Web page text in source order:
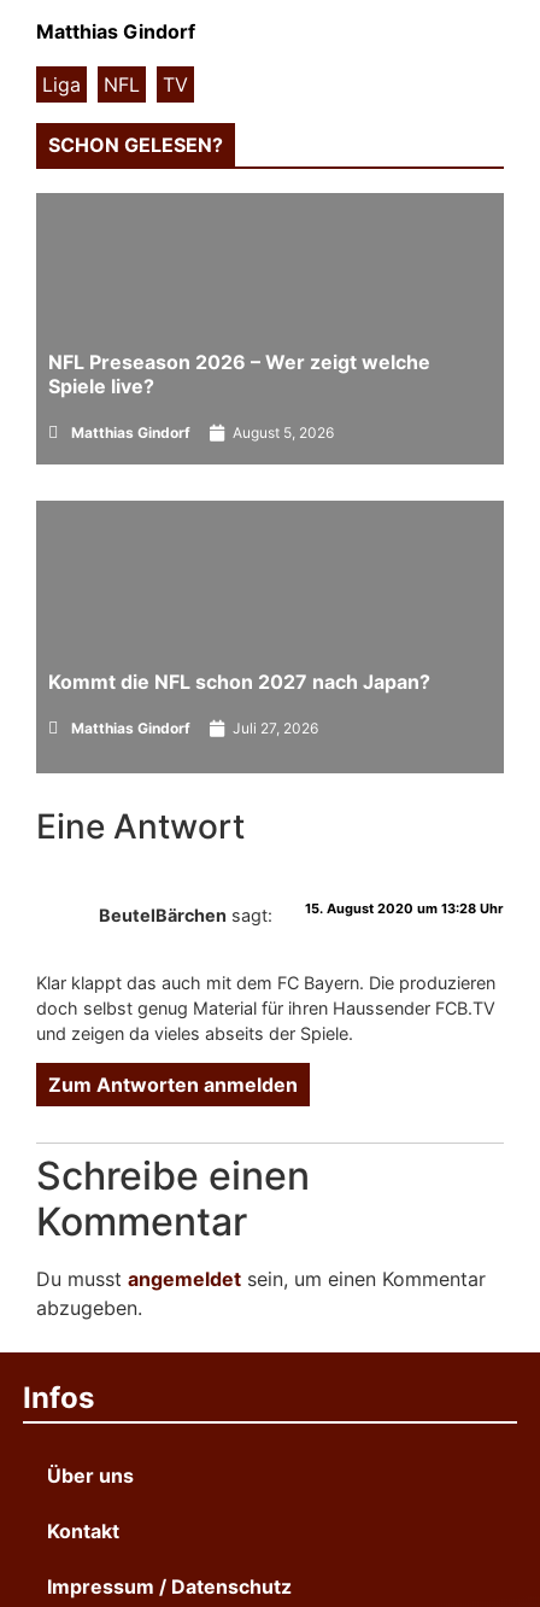
Matthias Gindorf
Liga NFL TV
SCHON GELESEN?
NFL Preseason 2026 – Wer zeigt welche
Spiele live?
Matthias Gindorf August 5, 2026
Kommt die NFL schon 2027 nach Japan?
Matthias Gindorf Juli 27, 2026
Eine Antwort
BeutelBärchen sagt: 15. August 2020 um 13:28 Uhr
Klar klappt das auch mit dem FC Bayern. Die produzieren
doch selbst genug Material für ihren Haussender FCB.TV
und zeigen da vieles abseits der Spiele.
Zum Antworten anmelden
Schreibe einen
Kommentar
Du musst angemeldet sein, um einen Kommentar
abzugeben.
Infos
Über uns
Kontakt
Impressum / Datenschutz